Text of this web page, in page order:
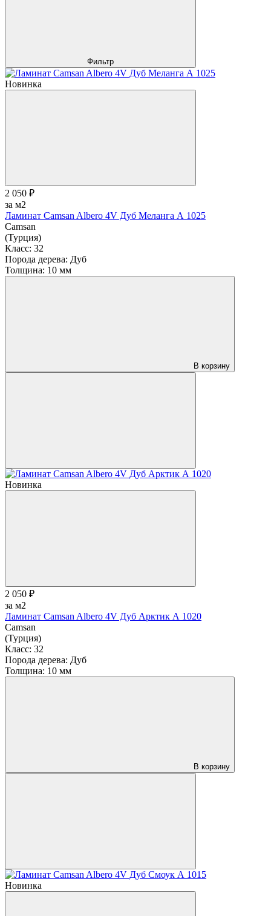
Фильтр
Новинка
2 050 ₽
за м2
Ламинат Camsan Albero 4V Дуб Меланга А 1025
Camsan
(Турция)
Класс: 32
Порода дерева: Дуб
Толщина: 10 мм
В корзину
Новинка
2 050 ₽
за м2
Ламинат Camsan Albero 4V Дуб Арктик А 1020
Camsan
(Турция)
Класс: 32
Порода дерева: Дуб
Толщина: 10 мм
В корзину
Новинка